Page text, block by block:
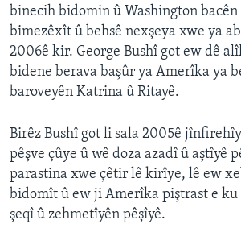
binecih bidomin û Washington
bimezêxît û behsê nexşeya xwe ya
2006ê kir. George Bushî got ew dê
bidene berava başûr ya Amerîka ya
baroveyên Katrina û Ritayê.
Birêz Bushî got li sala 2005ê
pêşve çûye û wê doza azadî û aştîyê
parastina xwe çêtir lê kirîye, lê ew
bidomît û ew ji Amerîka piştrast e ku
şeqî û zehmetîyên pêşîyê.